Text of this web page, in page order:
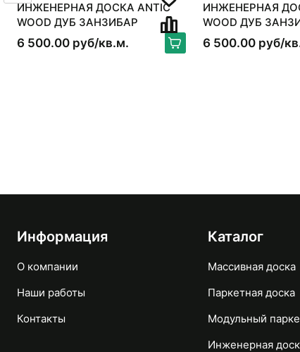
ИНЖЕНЕРНАЯ ДОСКА ANTIC
WOOD ДУБ ЗАНЗИБАР
6 500.00 руб/кв.м.
ИНЖЕНЕРНАЯ
WOOD ДУБ
6 500.00 руб/
Информация
О компании
Наши работы
Контакты
Каталог
Массивная доска
Паркетная доска
Модульный
Инженерная